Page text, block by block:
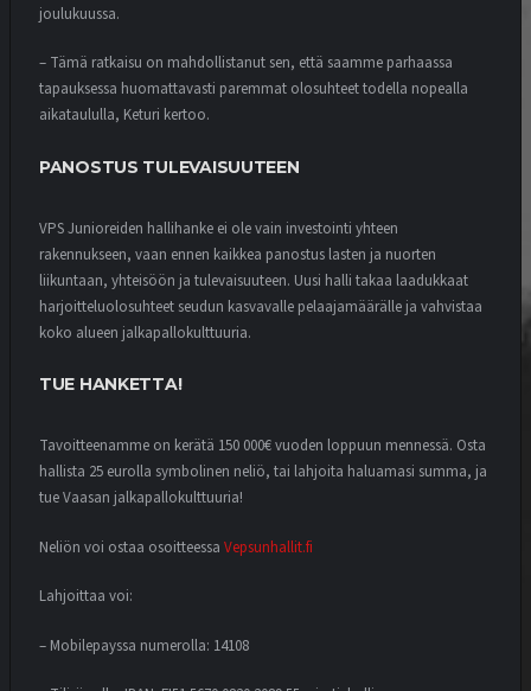
joulukuussa.
– Tämä ratkaisu on mahdollistanut sen, että saamme parhaassa
tapauksessa huomattavasti paremmat olosuhteet todella nopealla
aikataululla, Keturi kertoo.
PANOSTUS TULEVAISUUTEEN
VPS Junioreiden hallihanke ei ole vain investointi yhteen
rakennukseen, vaan ennen kaikkea panostus lasten ja nuorten
liikuntaan, yhteisöön ja tulevaisuuteen. Uusi halli takaa laadukkaat
harjoitteluolosuhteet seudun kasvavalle pelaajamäärälle ja vahvistaa
koko alueen jalkapallokulttuuria.
TUE HANKETTA!
Tavoitteenamme on kerätä 150 000€ vuoden loppuun mennessä. Osta
hallista 25 eurolla symbolinen neliö, tai lahjoita haluamasi summa, ja
tue Vaasan jalkapallokulttuuria!
Neliön voi ostaa osoitteessa Vepsunhallit.fi
Lahjoittaa voi:
– Mobilepayssa numerolla: 14108